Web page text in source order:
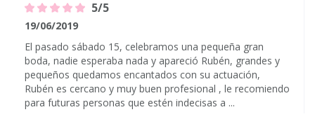
5/5
19/06/2019
El pasado sábado 15, celebramos una pequeña gran
boda, nadie esperaba nada y apareció Rubén, grandes y
pequeños quedamos encantados con su actuación,
Rubén es cercano y muy buen profesional , le recomiendo
para futuras personas que estén indecisas a ...